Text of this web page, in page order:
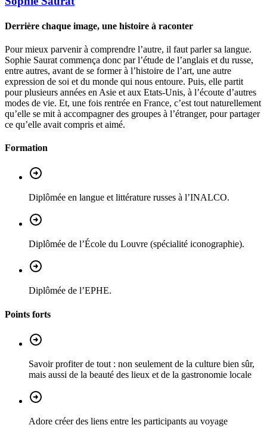
Derrière chaque image, une histoire à raconter
Pour mieux parvenir à comprendre l’autre, il faut parler sa langue.
Sophie Saurat commença donc par l’étude de l’anglais et du russe,
entre autres, avant de se former à l’histoire de l’art, une autre
expression de soi et du monde qui nous entoure. Puis, elle partit
pour plusieurs années en Asie et aux Etats-Unis, à l’écoute d’autres
modes de vie. Et, une fois rentrée en France, c’est tout naturellement
qu’elle se mit à accompagner des groupes à l’étranger, pour partager
ce qu’elle avait compris et aimé.
Formation
Diplômée en langue et littérature russes à l’INALCO.
Diplômée de l’École du Louvre (spécialité iconographie).
Diplômée de l’EPHE.
Points forts
Savoir profiter de tout : non seulement de la culture bien sûr,
mais aussi de la beauté des lieux et de la gastronomie locale
Adore créer des liens entre les participants au voyage